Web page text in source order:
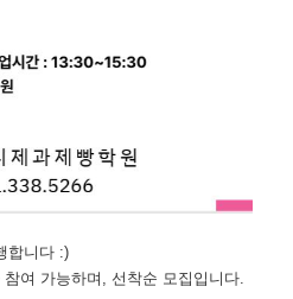
합니다 :)
여 가능하며, 선착순 모집입니다.